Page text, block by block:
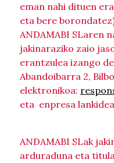
eman nahi dituen
eta bere
ANDAMABI SLaren
jakinaraziko zaio
erantzulea izango
Abandoibarra 2,
elektronikoa:
eta enpresa
ANDAMABI SLak
arduraduna eta